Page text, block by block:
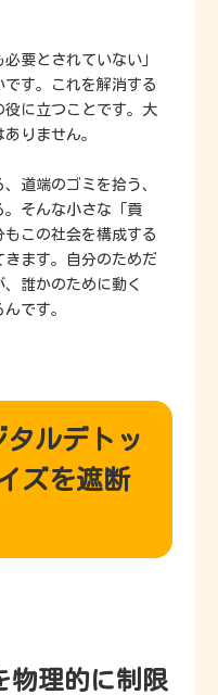
要とされていない」
す。これを解消する
役に立つことです。大
りません。
道端のゴミを拾う、
。そんな小さな「貢
この社会を構成する
ます。自分のためだ
誰かのために動く
です。
ルデトッ
ズを遮断
物理的に制限